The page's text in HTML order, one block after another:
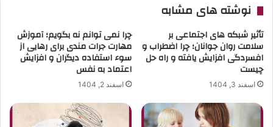
نوشته های مشابه
تأثیر شبکه های اجتماعی بر
سلامت روان جوانان؛ چرا اضطراب و
افسردگی افزایش یافته و راه حل
چیست
اسفند 3, 1404
چرا نمی توانم نه بگویم؛ آموزش
مهارت جرات مندی برای رهایی از
سوء استفاده دیگران و افزایش
اعتماد به نفس
اسفند 2, 1404